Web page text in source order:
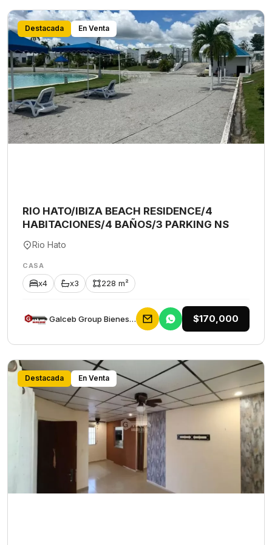
Destacada En Venta
RIO HATO/IBIZA BEACH RESIDENCE/4
HABITACIONES/4 BAÑOS/3 PARKING NS
Rio Hato
CASA
x4 x3 228 m²
Galceb Group Bienes Raices $170,000
Destacada En Venta